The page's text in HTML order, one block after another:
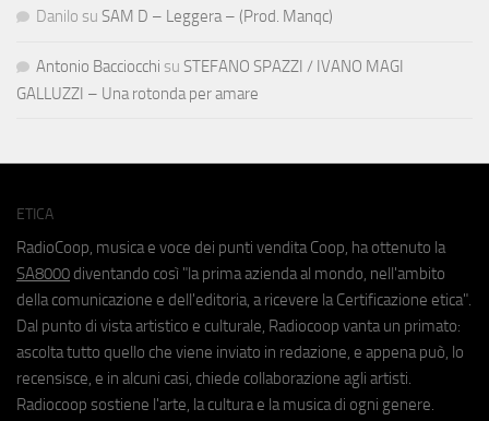
Danilo su SAM D – Leggera – (Prod. Manqc)
Antonio Bacciocchi su STEFANO SPAZZI / IVANO MAGI
GALLUZZI – Una rotonda per amare
ETICA
RadioCoop, musica e voce dei punti vendita Coop, ha ottenuto la
SA8000 diventando così "la prima azienda al mondo, nell'ambito
della comunicazione e dell'editoria, a ricevere la Certificazione etica".
Dal punto di vista artistico e culturale, Radiocoop vanta un primato:
ascolta tutto quello che viene inviato in redazione, e appena può, lo
recensisce, e in alcuni casi, chiede collaborazione agli artisti.
Radiocoop sostiene l'arte, la cultura e la musica di ogni genere.